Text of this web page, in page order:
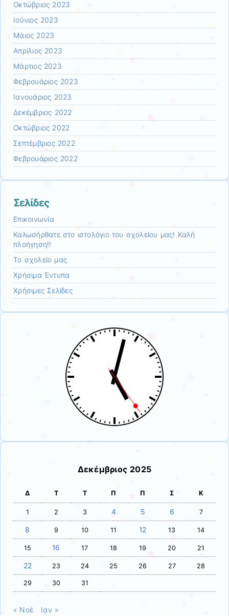
Οκτώβριος 2023
Ιούνιος 2023
Μάιος 2023
Απρίλιος 2023
Μάρτιος 2023
Φεβρουάριος 2023
Ιανουάριος 2023
Δεκέμβριος 2022
Οκτώβριος 2022
Σεπτέμβριος 2022
Φεβρουάριος 2022
Σελίδες
Επικοινωνία
Καλωσήρθατε στο ιστολόγιο του σχολείου μας! Καλή
πλοήγηση!!
Το σχολείο μας
Χρήσιμα Έντυπα
Χρήσιμες Σελίδες
Δεκέμβριος 2025
Δ Τ Τ Π Π Σ Κ
1 2 3 4 5 6 7
8 9 10 11 12 13 14
15 16 17 18 19 20 21
22 23 24 25 26 27 28
29 30 31
« Νοέ Ιαν »